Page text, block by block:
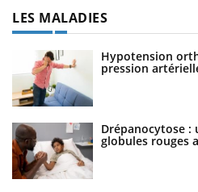
LES MALADIES
Hypotension
pression
Drépanocytose :
globules rouges